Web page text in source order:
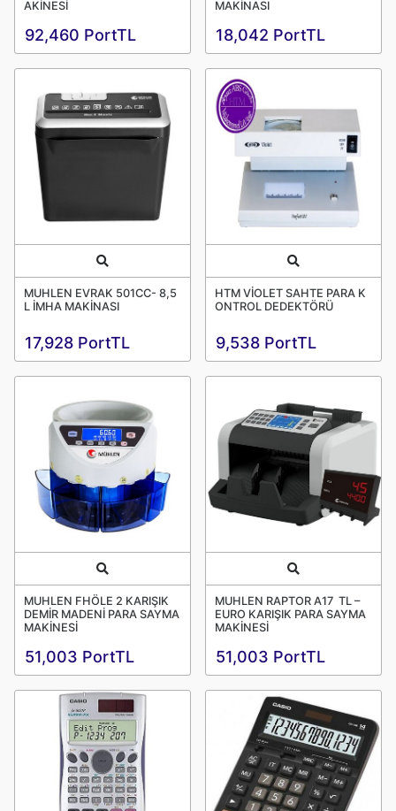
AKİNESİ
92,460 PortTL
MAKİNASI
18,042 PortTL
Quick View
MUHLEN EVRAK 501CC- 8,5
L İMHA MAKİNASI
17,928 PortTL
Quick View
HTM VİOLET SAHTE PARA K
ONTROL DEDEKTÖRÜ
9,538 PortTL
Quick View
MUHLEN FHÖLE 2 KARIŞIK
DEMİR MADENİ PARA SAYMA
MAKİNESİ
51,003 PortTL
Quick View
MUHLEN RAPTOR A17 TL –
EURO KARIŞIK PARA SAYMA
MAKİNESİ
51,003 PortTL